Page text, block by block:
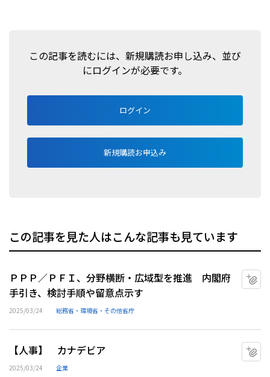
この記事を読むには、新規購読お申し込み、並び
にログインが必要です。
ログイン
新規購読お申込み
この記事を見た人はこんな記事も見ています
ＰＰＰ／ＰＦＩ、分野横断・広域型を推進 内閣府
手引き、検討手順や留意点示す
2025/03/24 総務省・環境省・その他省庁
【人事】 カナデビア
2025/03/24 企業